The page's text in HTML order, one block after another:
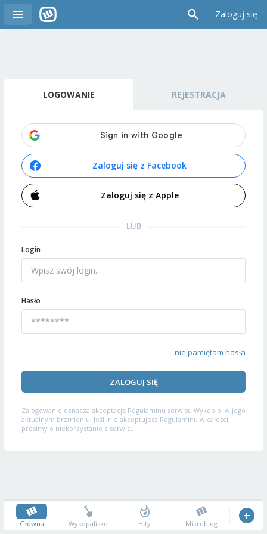
Zaloguj się
LOGOWANIE REJESTRACJA
Zaloguj się z Facebook
Zaloguj się z Apple
LUB
Login
Hasło
nie pamiętam hasła
ZALOGUJ SIĘ
Zalogowanie oznacza akceptację Regulaminu serwisu Wykop.pl w jego
aktualnym brzmieniu. Jeśli nie akceptujesz Regulaminu w całości,
prosimy o niekorzystanie z serwisu.
Główna Wykopalisko Hity Mikroblog